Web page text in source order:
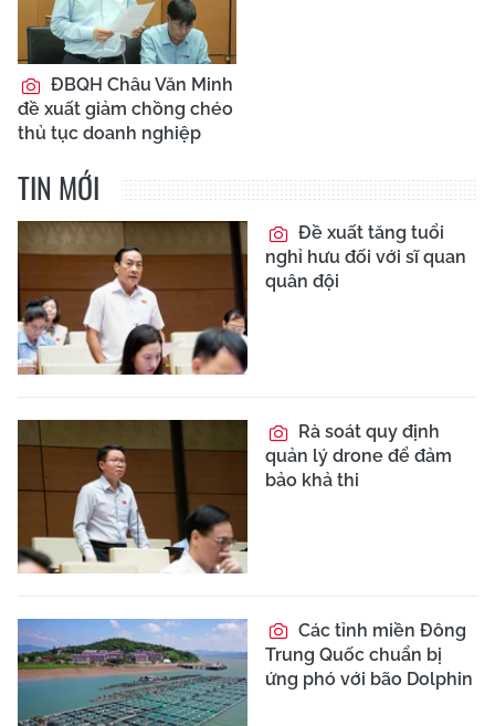
ĐBQH Châu Văn Minh
đề xuất giảm chồng chéo
thủ tục doanh nghiệp
TIN MỚI
Đề xuất tăng tuổi
nghỉ hưu đối với sĩ quan
quân đội
Rà soát quy định
quản lý drone để đảm
bảo khả thi
Các tỉnh miền Đông
Trung Quốc chuẩn bị
ứng phó với bão Dolphin